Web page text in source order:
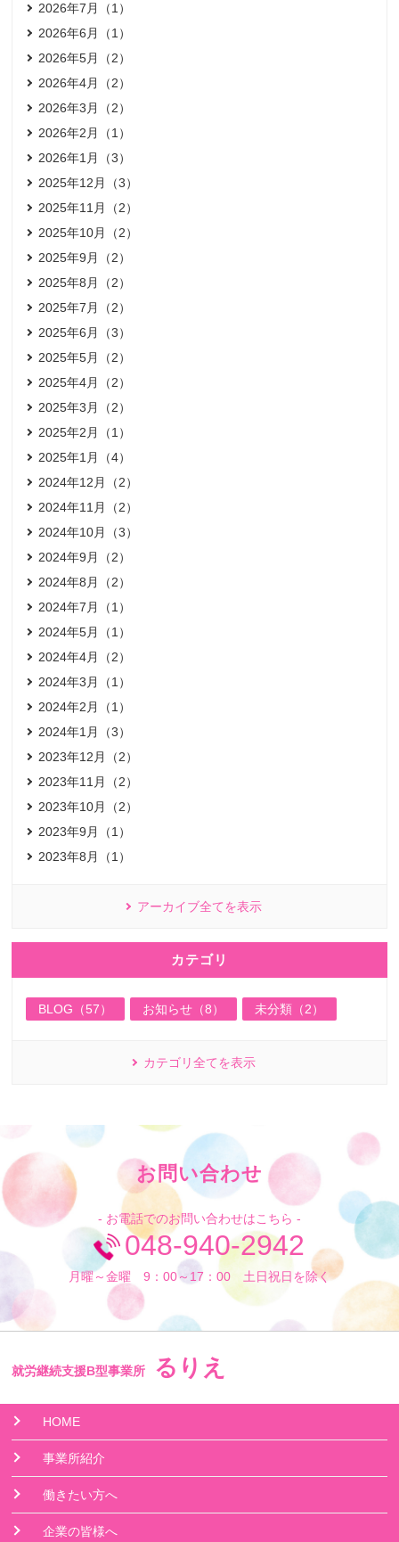
2026年7月（1）
2026年6月（1）
2026年5月（2）
2026年4月（2）
2026年3月（2）
2026年2月（1）
2026年1月（3）
2025年12月（3）
2025年11月（2）
2025年10月（2）
2025年9月（2）
2025年8月（2）
2025年7月（2）
2025年6月（3）
2025年5月（2）
2025年4月（2）
2025年3月（2）
2025年2月（1）
2025年1月（4）
2024年12月（2）
2024年11月（2）
2024年10月（3）
2024年9月（2）
2024年8月（2）
2024年7月（1）
2024年5月（1）
2024年4月（2）
2024年3月（1）
2024年2月（1）
2024年1月（3）
2023年12月（2）
2023年11月（2）
2023年10月（2）
2023年9月（1）
2023年8月（1）
アーカイブ全てを表示
カテゴリ
BLOG（57） お知らせ（8） 未分類（2）
カテゴリ全てを表示
お問い合わせ
- お電話でのお問い合わせはこちら -
048-940-2942
月曜～金曜 9：00～17：00 土日祝日を除く
就労継続支援B型事業所 るりえ
HOME
事業所紹介
働きたい方へ
企業の皆様へ